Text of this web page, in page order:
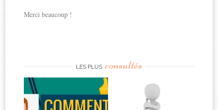
Merci beaucoup !
LES PLUS consultés